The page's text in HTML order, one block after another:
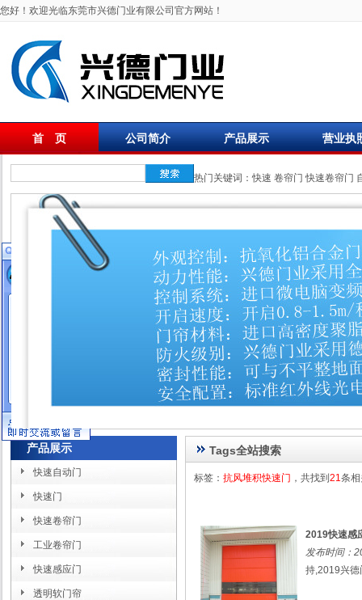
您好！欢迎光临东莞市兴德门业有限公司官方网站！
首 页 公司简介 产品展示 营业执
热门关键词：快速 卷帘门 快速卷帘门
产品展示
快速自动门
快速门
快速卷帘门
工业卷帘门
快速感应门
透明软门帘
Tags全站搜索
标签： 抗风堆积快速门 ，共找到 21条
2019快速感
发布时间：
持,2019兴德